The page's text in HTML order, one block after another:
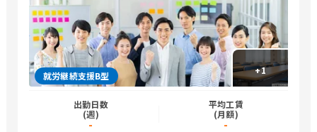
+1
就労継続支援B型
出勤日数
(週)
-
平均工賃
(月額)
-